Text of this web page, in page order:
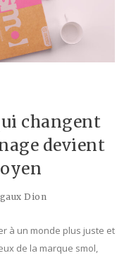
changent
devient
Dion
à un monde plus juste et
de la marque smol,